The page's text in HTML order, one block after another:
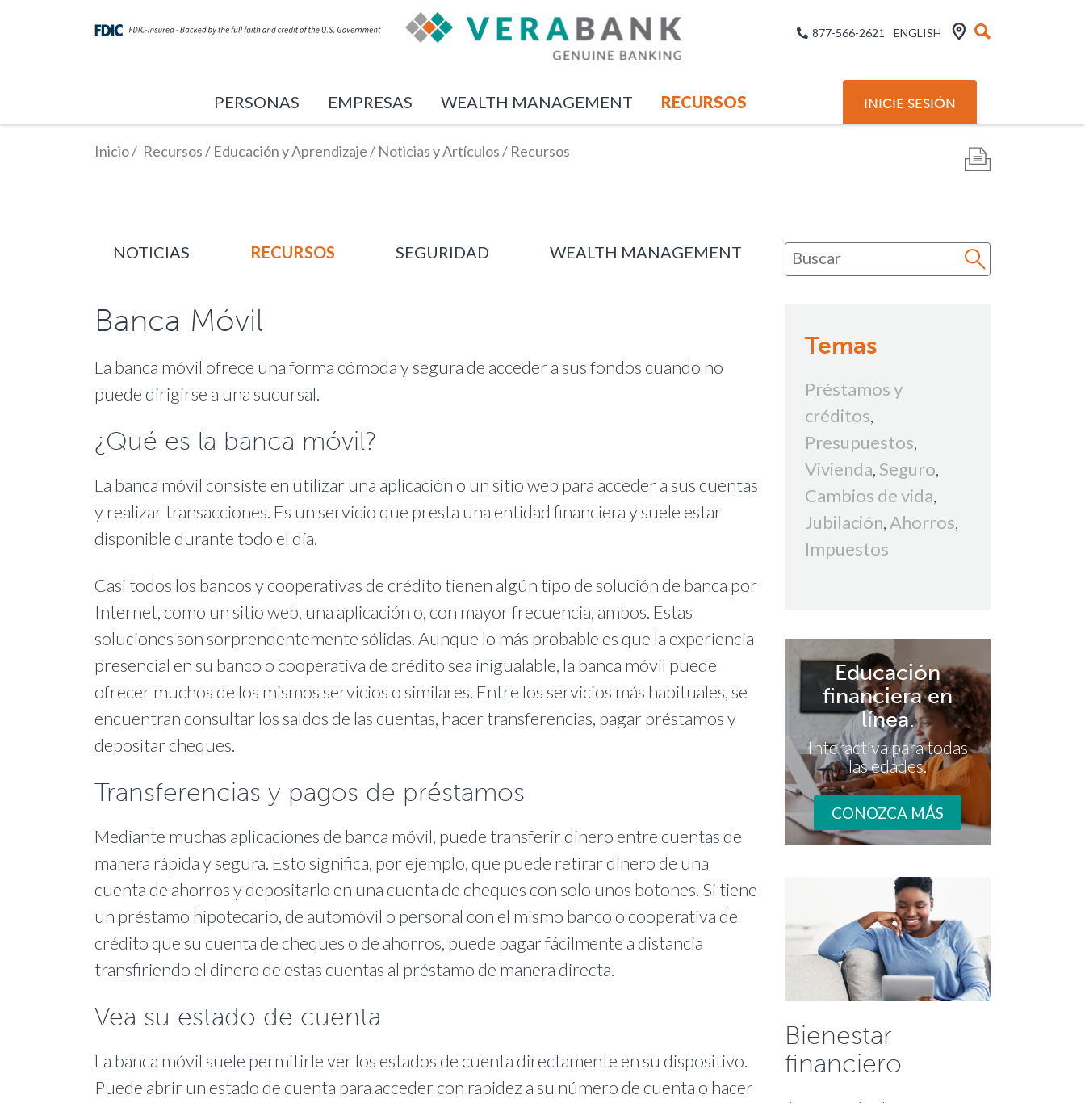
877-566-2621 ENGLISH
PERSONAS EMPRESAS WEALTH MANAGEMENT RECURSOS INICIE SESIÓN
Inicio/ Recursos/ Educación y Aprendizaje/ Noticias y Artículos/ Recursos
NOTICIAS RECURSOS SEGURIDAD WEALTH MANAGEMENT
Banca Móvil
La banca móvil ofrece una forma cómoda y segura de acceder a sus fondos cuando no
puede dirigirse a una sucursal.
¿Qué es la banca móvil?
La banca móvil consiste en utilizar una aplicación o un sitio web para acceder a sus cuentas
y realizar transacciones. Es un servicio que presta una entidad financiera y suele estar
disponible durante todo el día.
Casi todos los bancos y cooperativas de crédito tienen algún tipo de solución de banca por
Internet, como un sitio web, una aplicación o, con mayor frecuencia, ambos. Estas
soluciones son sorprendentemente sólidas. Aunque lo más probable es que la experiencia
presencial en su banco o cooperativa de crédito sea inigualable, la banca móvil puede
ofrecer muchos de los mismos servicios o similares. Entre los servicios más habituales, se
encuentran consultar los saldos de las cuentas, hacer transferencias, pagar préstamos y
depositar cheques.
Transferencias y pagos de préstamos
Mediante muchas aplicaciones de banca móvil, puede transferir dinero entre cuentas de
manera rápida y segura. Esto significa, por ejemplo, que puede retirar dinero de una
cuenta de ahorros y depositarlo en una cuenta de cheques con solo unos botones. Si tiene
un préstamo hipotecario, de automóvil o personal con el mismo banco o cooperativa de
crédito que su cuenta de cheques o de ahorros, puede pagar fácilmente a distancia
transfiriendo el dinero de estas cuentas al préstamo de manera directa.
Vea su estado de cuenta
La banca móvil suele permitirle ver los estados de cuenta directamente en su dispositivo.
Puede abrir un estado de cuenta para acceder con rapidez a su número de cuenta o hacer
Temas
Préstamos y
créditos,
Presupuestos,
Vivienda, Seguro,
Cambios de vida,
Jubilación, Ahorros,
Impuestos
Educación
financiera en
línea.
Interactiva para todas
las edades.
CONOZCA MÁS
Bienestar
financiero